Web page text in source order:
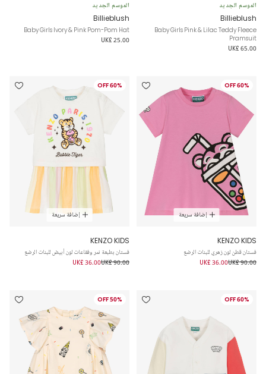
الموسم الجديد
Billieblush
Baby Girls Pink & Lilac Teddy Fleece
Pramsuit
UK£ 65.00
الموسم الجديد
Billieblush
Baby Girls Ivory & Pink Pom-Pom Hat
UK£ 25.00
60% OFF
إضافة سريعة
KENZO KIDS
فستان قطن لون زهري للبنات الرضع
UK£ 90.00
UK£ 36.00
60% OFF
إضافة سريعة
KENZO KIDS
فستان بطبعة نمر وفقاعات لون أبيض للبنات الرضع
UK£ 90.00
UK£ 36.00
60% OFF
50% OFF